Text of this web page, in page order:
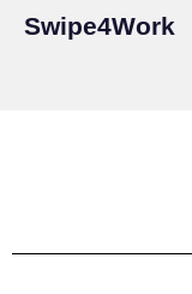
Swipe4Work